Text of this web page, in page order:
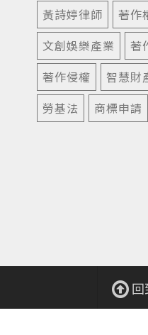
黃詩婷律師
著作
文創娛樂產業
著
著作侵權
智慧財
勞基法
商標申請